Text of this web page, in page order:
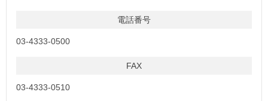
電話番号
03-4333-0500
FAX
03-4333-0510